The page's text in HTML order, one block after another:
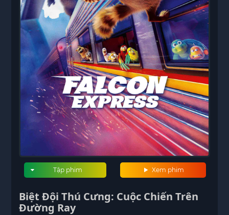
Xem phim
Tập phim
Biệt Đội Thú Cưng: Cuộc Chiến Trên
Đường Ray